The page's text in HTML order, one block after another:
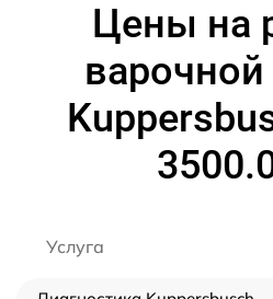
Цены на
Услуга